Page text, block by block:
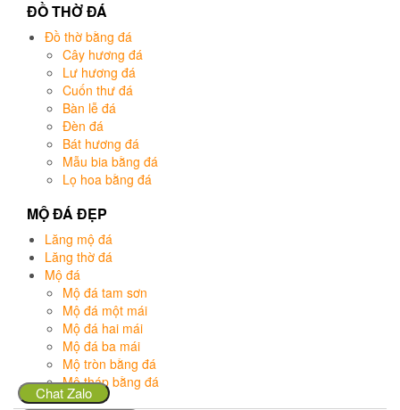
ĐỒ THỜ ĐÁ
Đồ thờ bằng đá
Cây hương đá
Lư hương đá
Cuốn thư đá
Bàn lễ đá
Đèn đá
Bát hương đá
Mẫu bia bằng đá
Lọ hoa bằng đá
MỘ ĐÁ ĐẸP
Lăng mộ đá
Lăng thờ đá
Mộ đá
Mộ đá tam sơn
Mộ đá một mái
Mộ đá hai mái
Mộ đá ba mái
Mộ tròn bằng đá
Mộ tháp bằng đá
Chat Zalo